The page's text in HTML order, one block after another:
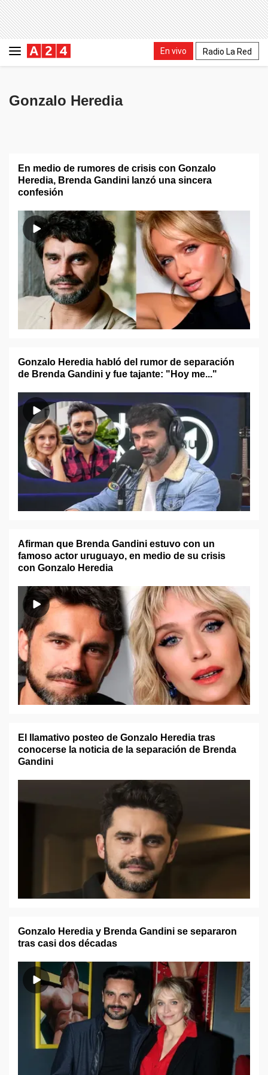
En vivo Radio La Red
Gonzalo Heredia
En medio de rumores de crisis con Gonzalo
Heredia, Brenda Gandini lanzó una sincera
confesión
Gonzalo Heredia habló del rumor de separación
de Brenda Gandini y fue tajante: "Hoy me..."
Afirman que Brenda Gandini estuvo con un
famoso actor uruguayo, en medio de su crisis
con Gonzalo Heredia
El llamativo posteo de Gonzalo Heredia tras
conocerse la noticia de la separación de Brenda
Gandini
Gonzalo Heredia y Brenda Gandini se separaron
tras casi dos décadas